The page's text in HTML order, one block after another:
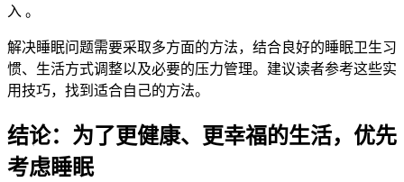
入 。
解决睡眠问题需要采取多方面的方法，结合良好的睡眠卫生习
惯、生活方式调整以及必要的压力管理。建议读者参考这些实
用技巧，找到适合自己的方法。
结论：为了更健康、更幸福的生活，优先
考虑睡眠